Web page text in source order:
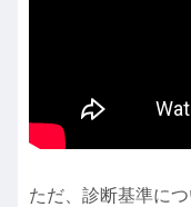
ただ、診断基準に